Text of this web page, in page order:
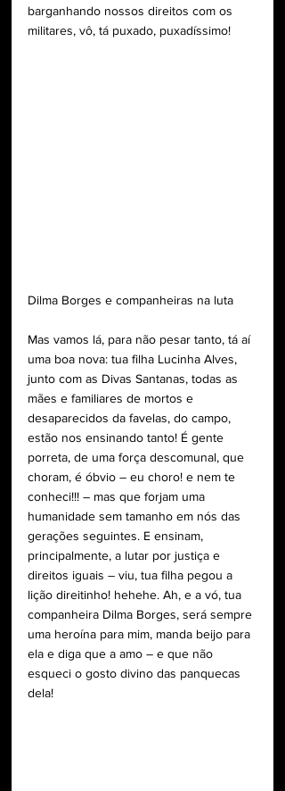
barganhando nossos direitos com os
militares, vô, tá puxado, puxadíssimo!
Dilma Borges e companheiras na luta
Mas vamos lá, para não pesar tanto, tá aí
uma boa nova: tua filha Lucinha Alves,
junto com as Divas Santanas, todas as
mães e familiares de mortos e
desaparecidos da favelas, do campo,
estão nos ensinando tanto! É gente
porreta, de uma força descomunal, que
choram, é óbvio – eu choro! e nem te
conheci!!! – mas que forjam uma
humanidade sem tamanho em nós das
gerações seguintes. E ensinam,
principalmente, a lutar por justiça e
direitos iguais – viu, tua filha pegou a
lição direitinho! hehehe. Ah, e a vó, tua
companheira Dilma Borges, será sempre
uma heroína para mim, manda beijo para
ela e diga que a amo – e que não
esqueci o gosto divino das panquecas
dela!